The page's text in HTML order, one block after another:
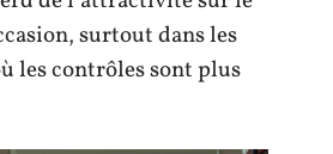
surtout dans les
les contrôles sont plus